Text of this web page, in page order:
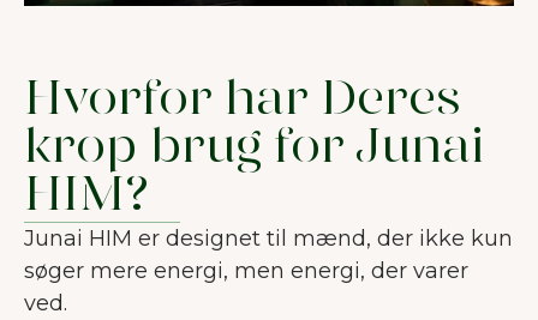
Hvorfor har Deres
krop brug for Junai
HIM?
Junai HIM er designet til mænd, der ikke kun
søger mere energi, men energi, der varer
ved.